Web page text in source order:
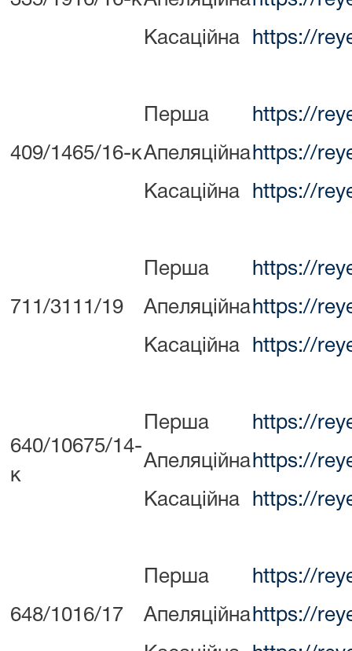
Касаційна https://
409/1465/16-к
Перша https://
Апеляційна https://
Касаційна https://
711/3111/19
Перша https://
Апеляційна https://
Касаційна https://
640/10675/14-
к
Перша https://
Апеляційна https://
Касаційна https://
648/1016/17
Перша https://
Апеляційна https://